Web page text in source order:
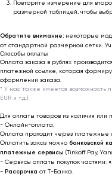
Повторите измерение для
размерной таблицей, чтобы
Обратите внимание: некоторые
от стандартной размерной сетки.
Способы оплаты
Оплата заказа в рублях
платежной ссылке, которая
оформлении заказа.
* У нас также имеется возможность
EUR и т.д.).
Для оплаты товаров из наличия или
- Онлайн-оплата;
Оплата проходит через платежные
Оплатить заказ можно банковской
платежные сервисы (Tinkoff Pay,
- Сервисы оплаты покупок частями:
- Рассрочка от T-Банка.
business@outfit-
По вопросам сотрудничества
📩 Узнавайте первыми о
Женщинам
Мужчинам
Я соглашаюсь
рассылки на условиях
политики